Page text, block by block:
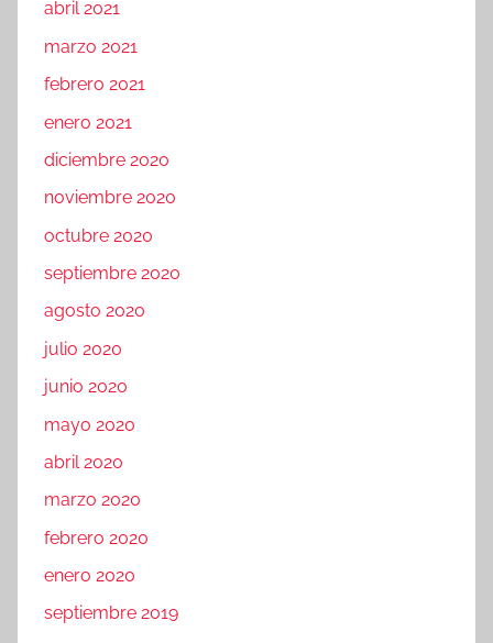
abril 2021
marzo 2021
febrero 2021
enero 2021
diciembre 2020
noviembre 2020
octubre 2020
septiembre 2020
agosto 2020
julio 2020
junio 2020
mayo 2020
abril 2020
marzo 2020
febrero 2020
enero 2020
septiembre 2019